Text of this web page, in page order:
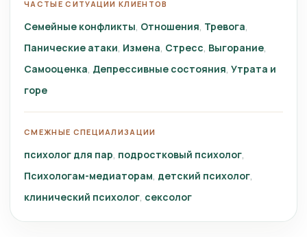
ЧАСТЫЕ СИТУАЦИИ КЛИЕНТОВ
Семейные конфликты Отношения Тревога
Панические атаки Измена Стресс Выгорание
Самооценка Депрессивные состояния Утрата и
горе
СМЕЖНЫЕ СПЕЦИАЛИЗАЦИИ
психолог для пар подростковый психолог
Психологам-медиаторам детский психолог
клинический психолог сексолог